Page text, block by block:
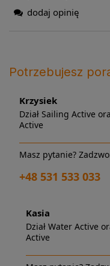
dodaj opinię
Potrzebujesz
Krzysiek
Dział Sailing Active
Active
Masz pytanie?
+48 531 533 033
Kasia
Dział Water Active
Active